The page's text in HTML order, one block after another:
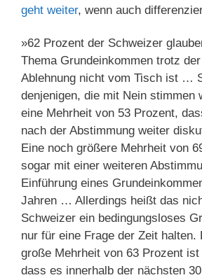
geht weiter, wenn auch
»62 Prozent der Schweizer
Thema Grundeinkommen trotz
Ablehnung nicht vom Tisch ist …
denjenigen, die mit Nein stimmen
eine Mehrheit von 53 Prozent,
nach der Abstimmung weiter
Eine noch größere Mehrheit von
sogar mit einer weiteren
Einführung eines
Jahren … Allerdings heißt das
Schweizer ein bedingungsloses
nur für eine Frage der Zeit halten.
große Mehrheit von 63 Prozent
dass es innerhalb der nächsten